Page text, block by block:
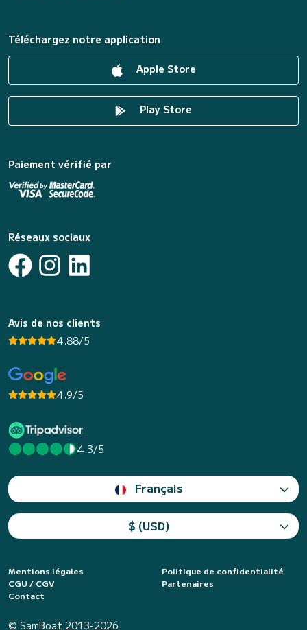
Téléchargez notre application
Apple Store
Play Store
Paiement vérifié par
Réseaux sociaux
Avis de nos clients
4.88/5
4.9/5
4.3/5
Français
$ (USD)
Mentions légales
Politique de confidentialité
CGU / CGV
Partenaires
Contact
© SamBoat 2013-2026